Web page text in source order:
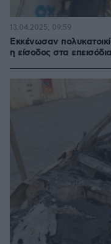
Εκκένωσαν
η είσοδος στα
13.04.2025, 09:59